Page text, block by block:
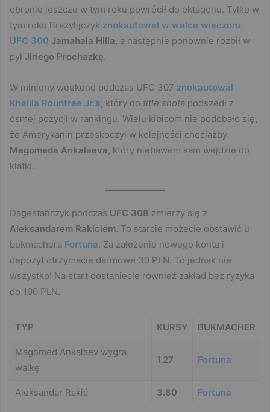
obronie jeszcze w tym roku powrócił do oktagonu. Tylko w
tym roku Brazylijczyk znokautował w walce wieczoru
UFC 300 Jamahala Hilla, a następnie ponownie rozbił w
pył Jiriego Prochazkę.
W miniony weekend podczas UFC 307 znokautował
Khalila Rountree Jr.’a, który do title shota podszedł z
ósmej pozycji w rankingu. Wielu kibicom nie podobało się,
że Amerykanin przeskoczył w kolejności chociażby
Magomeda Ankalaeva, który niebawem sam wejdzie do
klatki.
Dagestańczyk podczas UFC 308 zmierzy się z
Aleksandarem Rakiciem. To starcie możecie obstawić u
bukmachera Fortuna. Za założenie nowego konta i
depozyt otrzymacie darmowe 30 PLN. To jednak nie
wszystko! Na start dostaniecie również zakład bez ryzyka
do 100 PLN.
TYP KURSY BUKMACHER
Magomed Ankalaev wygra
walkę
1.27 Fortuna
Aleksandar Rakić 3.80 Fortuna